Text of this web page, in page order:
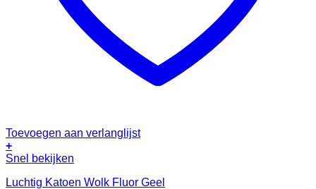
Toevoegen aan verlanglijst
+
Snel bekijken
Luchtig Katoen Wolk Fluor Geel